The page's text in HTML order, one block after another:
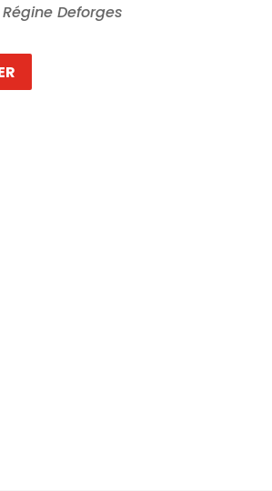
Deforges